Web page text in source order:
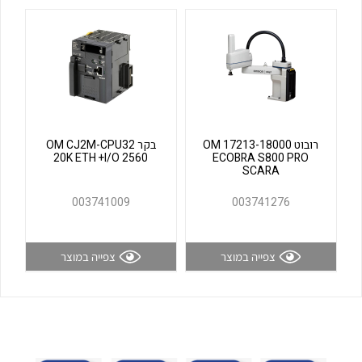
לכל מוצרי היצרן לכל מוצרי היצרן
רובוט OM 17213-18000
ECOBRA S800 PRO
SCARA
003741276
צפייה במוצר
בקר OM CJ2M-CPU32
20K ETH +I/O 2560
003741009
צפייה במוצר